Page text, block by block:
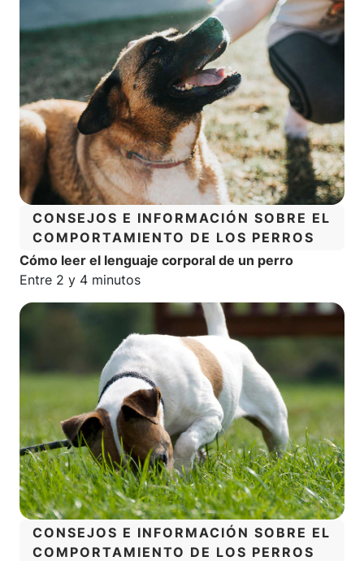
CATEGORÍA:
CONSEJOS E INFORMACIÓN SOBRE EL
COMPORTAMIENTO DE LOS PERROS
Cómo leer el lenguaje corporal de un perro
Tiempo estimado de lectura:
Entre 2 y 4 minutos
CATEGORÍA:
CONSEJOS E INFORMACIÓN SOBRE EL
COMPORTAMIENTO DE LOS PERROS